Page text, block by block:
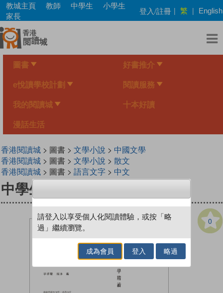
Skip
main
content
教城主頁 教師 中學生
小學生
家長
登入/註冊 | 繁 | English
圖書 好書推介
e悅讀學校計劃 閱讀服務
我的閱讀城 十本好讀
漫話生活
香港閱讀城> 圖書 > 文學小說 > 中國文學
香港閱讀城> 圖書 > 文學小說 > 散文
香港閱讀城> 圖書 > 語言文字> 中文
中學生文學精讀．也斯
0
請登入以享受個人化閱讀體驗，或按「略
過」繼續瀏覽。
成為會員 登入 略過